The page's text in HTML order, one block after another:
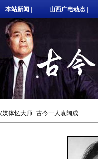
本站新闻 山西广电动态
媒体忆大师--古今一人袁阔成